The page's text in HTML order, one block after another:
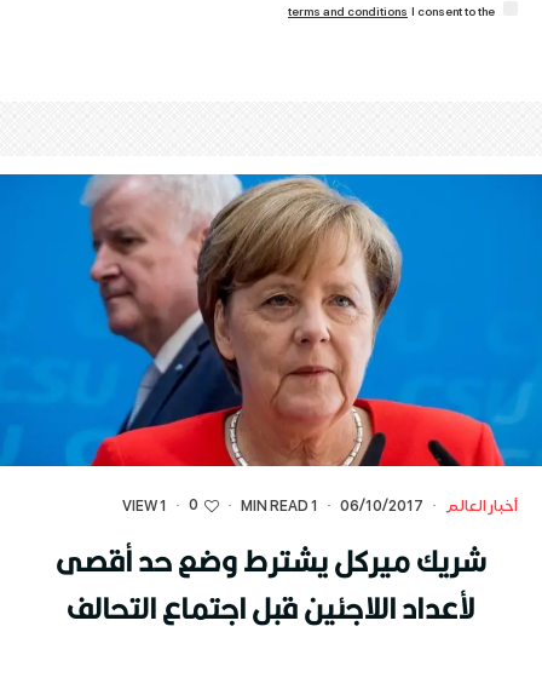
I consent to the
terms and conditions
أخبار العالم ·
06/10/2017
·
1 MIN READ
·
0
·
1 VIEW
شريك ميركل يشترط وضع حد أقصى
لأعداد اللاجئين قبل اجتماع التحالف